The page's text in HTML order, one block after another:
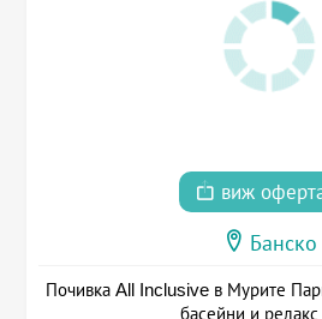
виж
Банско
Почивка All Inclusive в Мурите
басейни и релакс